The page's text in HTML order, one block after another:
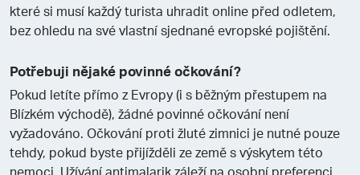
které si musí každý turista uhradit online před odletem,
bez ohledu na své vlastní sjednané evropské pojištění.
Potřebuji nějaké povinné očkování?
Pokud letíte přímo z Evropy (i s běžným přestupem na
Blízkém východě), žádné povinné očkování není
vyžadováno. Očkování proti žluté zimnici je nutné pouze
tehdy, pokud byste přijížděli ze země s výskytem této
nemoci. Užívání antimalarik záleží na osobní preferenci